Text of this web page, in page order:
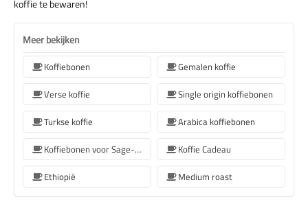
koffie te bewaren!
Meer bekijken
Koffiebonen
Gemalen koffie
Verse koffie
Single origin koffiebonen
Turkse koffie
Arabica koffiebonen
Koffiebonen voor Sage-koffiemachines
Koffie Cadeau
Ethiopië
Medium roast